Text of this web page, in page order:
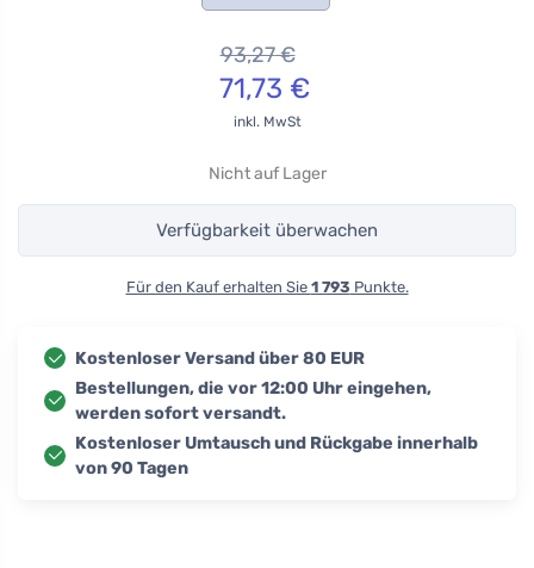
93,27€
71,73 €
inkl. MwSt
Nicht auf Lager
Verfügbarkeit überwachen
Für den Kauf erhalten Sie 1 793 Punkte.
Kostenloser Versand über 80 EUR
Bestellungen, die vor 12:00 Uhr eingehen,
werden sofort versandt.
Kostenloser Umtausch und Rückgabe innerhalb
von 90 Tagen